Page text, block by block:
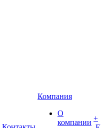
Компания
О
компании +